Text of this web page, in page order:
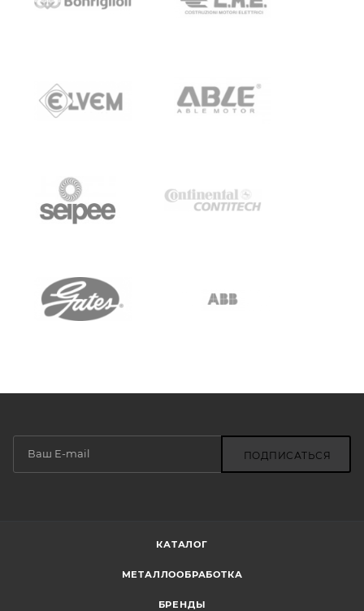
ПОДПИСАТЬСЯ
КАТАЛОГ
МЕТАЛЛООБРАБОТКА
БРЕНДЫ